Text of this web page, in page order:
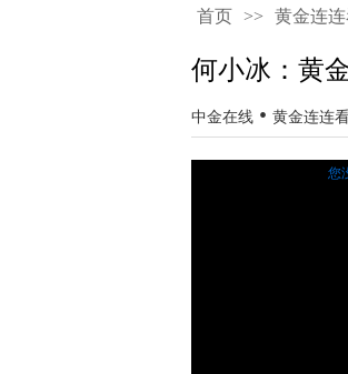
首页 >> 黄金连
何小冰：黄
中金在线 • 黄金连连
您